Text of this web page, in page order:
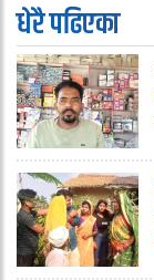
धेरै पढिएका